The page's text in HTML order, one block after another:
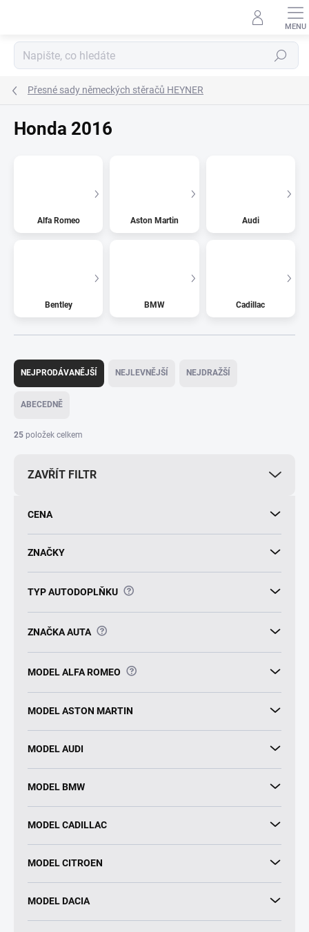
Hledat
Přesné sady německých stěračů HEYNER
Honda 2016
Alfa Romeo Aston Martin Audi
Bentley BMW Cadillac
Ř
z
í
NEJPRODÁVANĚJŠÍ NEJLEVNĚJŠÍ NEJDRAŽŠÍ
ABECEDNĚ
25 položek celkem
ZAVŘÍT FILTR
CENA
ZNAČKY
TYP AUTODOPLŇKU ?
ZNAČKA AUTA ?
MODEL ALFA ROMEO ?
MODEL ASTON MARTIN
MODEL AUDI
MODEL BMW
MODEL CADILLAC
MODEL CITROEN
MODEL DACIA